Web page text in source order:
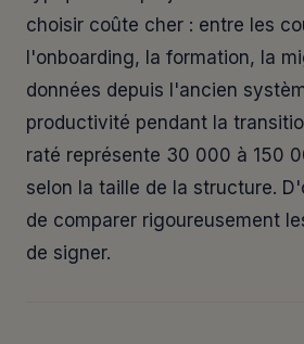
choisir coûte cher : entre les
l'onboarding, la formation, la
données depuis l'ancien
productivité pendant la
raté représente 30 000 à 150
selon la taille de la structure.
de comparer rigoureusement
de signer.